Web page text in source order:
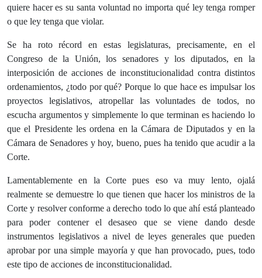
quiere hacer es su santa voluntad no importa qué ley tenga romper
o que ley tenga que violar.
Se ha roto récord en estas legislaturas, precisamente, en el
Congreso de la Unión, los senadores y los diputados, en la
interposición de acciones de inconstitucionalidad contra distintos
ordenamientos, ¿todo por qué? Porque lo que hace es impulsar los
proyectos legislativos, atropellar las voluntades de todos, no
escucha argumentos y simplemente lo que terminan es haciendo lo
que el Presidente les ordena en la Cámara de Diputados y en la
Cámara de Senadores y hoy, bueno, pues ha tenido que acudir a la
Corte.
Lamentablemente en la Corte pues eso va muy lento, ojalá
realmente se demuestre lo que tienen que hacer los ministros de la
Corte y resolver conforme a derecho todo lo que ahí está planteado
para poder contener el desaseo que se viene dando desde
instrumentos legislativos a nivel de leyes generales que pueden
aprobar por una simple mayoría y que han provocado, pues, todo
este tipo de acciones de inconstitucionalidad.